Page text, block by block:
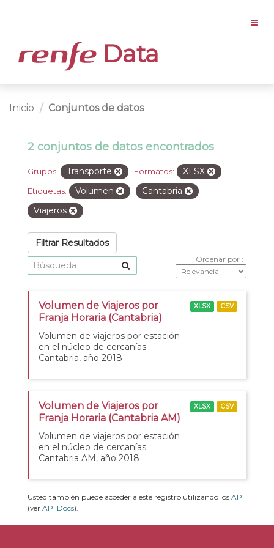
Data
Inicio Conjuntos de datos
2 conjuntos de datos encontrados
Grupos: Transporte Formatos: XLSX
Etiquetas: Volumen
Cantabria
Viajeros
Filtrar Resultados
Ordenar por
Volumen de Viajeros por
Franja Horaria (Cantabria)
Volumen de viajeros por estación
en el núcleo de cercanías
Cantabria, año 2018
XLSX CSV
Volumen de Viajeros por
Franja Horaria (Cantabria AM)
Volumen de viajeros por estación
en el núcleo de cercanías
Cantabria AM, año 2018
XLSX CSV
Usted también puede acceder a este registro utilizando los API
(ver API Docs).